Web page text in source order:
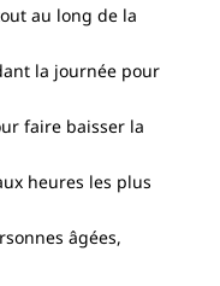
au long de la
la journée pour
faire baisser la
heures les plus
âgées,